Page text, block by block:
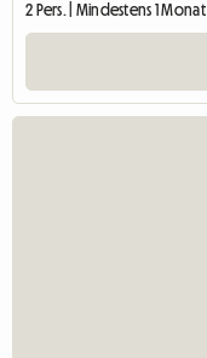
2 Pers. | Mindestens 1 Monat